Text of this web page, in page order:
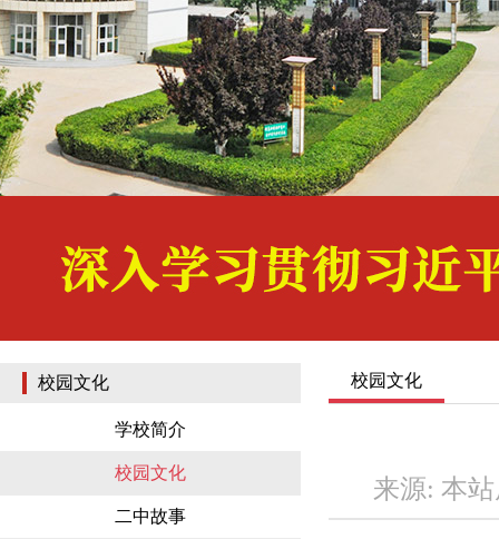
校园文化
学校简介
校园文化
二中故事
校园文化
来源: 本站